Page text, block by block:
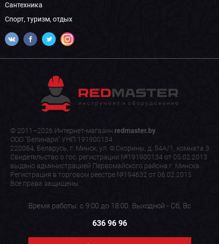
Сантехника
Спорт, туризм, отдых
© 2011–2026 Интернет-магазин redmaster.by.
ООО "Белинари" УНП 191900134
220084, Беларусь, г. Минск, ул. Ф.Скорины, д. 54А/1, комната 3
Свидетельство о гос. регистрации №191900134 от 05.02.2013
выдано администрацией Первомайского района г. Минска.
Регистрация в торговом реестре №194632 от 06.02.2015
Все права защищены
Время работы: с 9:00 до 18:00. Выходной - Сб, Вс
636 96 96